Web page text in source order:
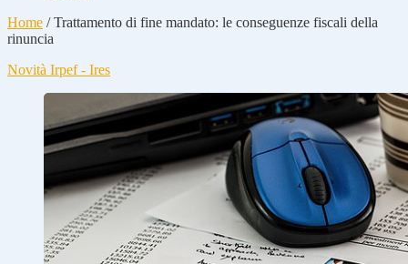
Home /Trattamento di fine mandato: le conseguenze fiscali della
rinuncia
Novità Irpef - Ires